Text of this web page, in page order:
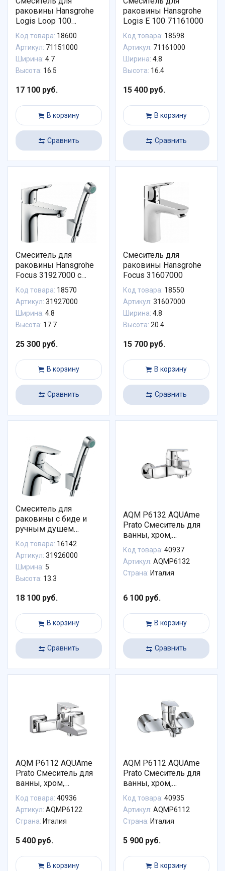
раковины Hansgrohe
Logis Loop 100
71151000
Код товара: 18600
Артикул: 71151000
Ширина: 4.7
Высота: 16.5
17 100 руб.
В корзину
Сравнить
раковины Hansgrohe
Logis E 100 71161000
Код товара: 18598
Артикул: 71161000
Ширина: 4.8
Высота: 16.4
15 400 руб.
В корзину
Сравнить
Смеситель для
раковины Hansgrohe
Focus 31927000 с
гигиеническим душем
и донным клапаном
Push-Open
Код товара: 18570
Артикул: 31927000
Ширина: 4.8
Высота: 17.7
25 300 руб.
В корзину
Сравнить
Смеситель для
раковины Hansgrohe
Focus 31607000
Код товара: 18550
Артикул: 31607000
Ширина: 4.8
Высота: 20.4
15 700 руб.
В корзину
Сравнить
Смеситель для
раковины с биде и
ручным душем
Hansgrohe Focus E2
31926000
Код товара: 16142
Артикул: 31926000
Ширина: 5
Высота: 13.3
18 100 руб.
В корзину
Сравнить
AQM P6132 AQUAme
Prato Смеситель для
ванны, хром,
однорычажный.
Код товара: 40937
Артикул: AQMP6132
Страна: Италия
6 100 руб.
В корзину
Сравнить
AQM P6112 AQUAme
Prato Смеситель для
ванны, хром,
однорычажный.
Код товара: 40936
Артикул: AQMP6122
Страна: Италия
5 400 руб.
В корзину
AQM P6112 AQUAme
Prato Смеситель для
ванны, хром,
однорычажный.
Код товара: 40935
Артикул: AQMP6112
Страна: Италия
5 900 руб.
В корзину